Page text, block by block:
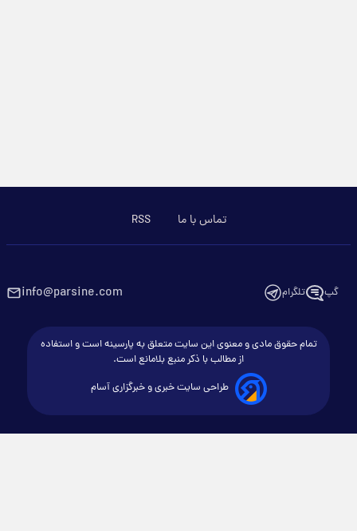
تماس با ما RSS
گپ تلگرام info@parsine.com
تمام حقوق مادی و معنوی این سایت متعلق به پارسینه است و استفاده
از مطالب با ذکر منبع بلامانع است.
طراحی سایت خبری و خبرگزاری آسام